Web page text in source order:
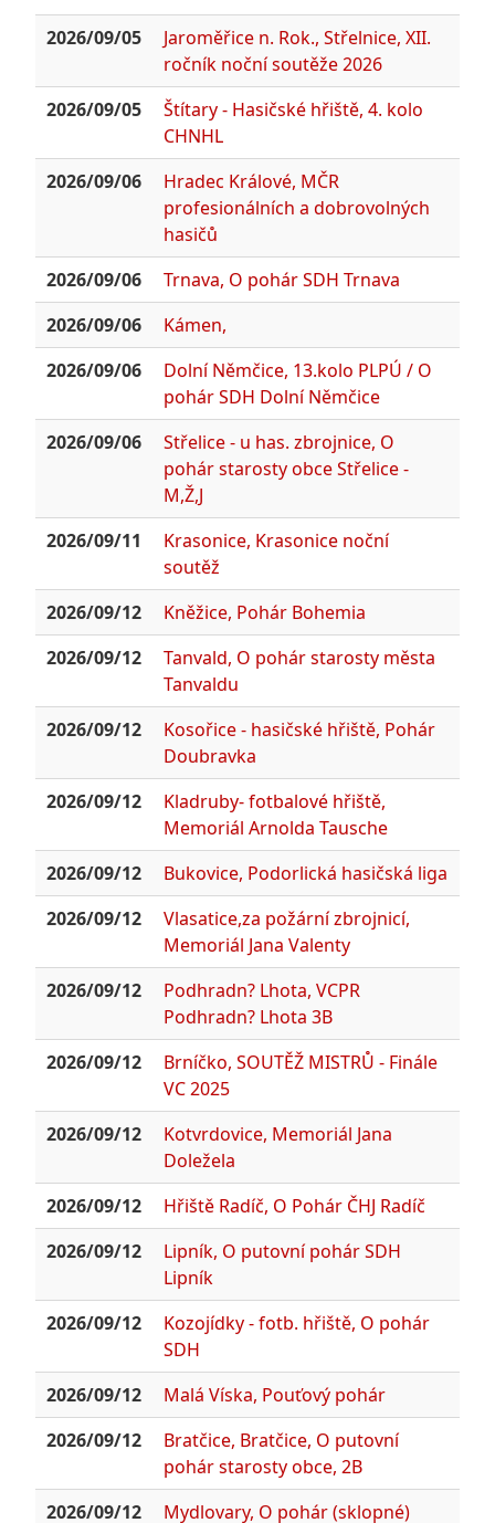
2026/09/05
Jaroměřice n. Rok., Střelnice, XII.
ročník noční soutěže 2026
2026/09/05
Štítary - Hasičské hřiště, 4. kolo
CHNHL
2026/09/06
Hradec Králové, MČR
profesionálních a dobrovolných
hasičů
2026/09/06
Trnava, O pohár SDH Trnava
2026/09/06
Kámen,
2026/09/06
Dolní Němčice, 13.kolo PLPÚ / O
pohár SDH Dolní Němčice
2026/09/06
Střelice - u has. zbrojnice, O
pohár starosty obce Střelice -
M,Ž,J
2026/09/11
Krasonice, Krasonice noční
soutěž
2026/09/12
Kněžice, Pohár Bohemia
2026/09/12
Tanvald, O pohár starosty města
Tanvaldu
2026/09/12
Kosořice - hasičské hřiště, Pohár
Doubravka
2026/09/12
Kladruby- fotbalové hřiště,
Memoriál Arnolda Tausche
2026/09/12
Bukovice, Podorlická hasičská liga
2026/09/12
Vlasatice,za požární zbrojnicí,
Memoriál Jana Valenty
2026/09/12
Podhradn? Lhota, VCPR
Podhradn? Lhota 3B
2026/09/12
Brníčko, SOUTĚŽ MISTRŮ - Finále
VC 2025
2026/09/12
Kotvrdovice, Memoriál Jana
Doležela
2026/09/12
Hřiště Radíč, O Pohár ČHJ Radíč
2026/09/12
Lipník, O putovní pohár SDH
Lipník
2026/09/12
Kozojídky - fotb. hřiště, O pohár
SDH
2026/09/12
Malá Víska, Pouťový pohár
2026/09/12
Bratčice, Bratčice, O putovní
pohár starosty obce, 2B
2026/09/12
Mydlovary, O pohár (sklopné)